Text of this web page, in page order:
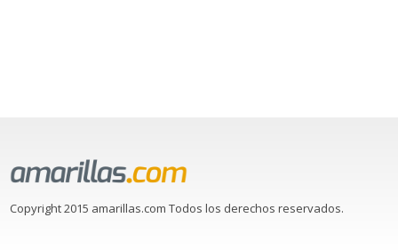
Copyright 2015 amarillas.com Todos los derechos reservados.